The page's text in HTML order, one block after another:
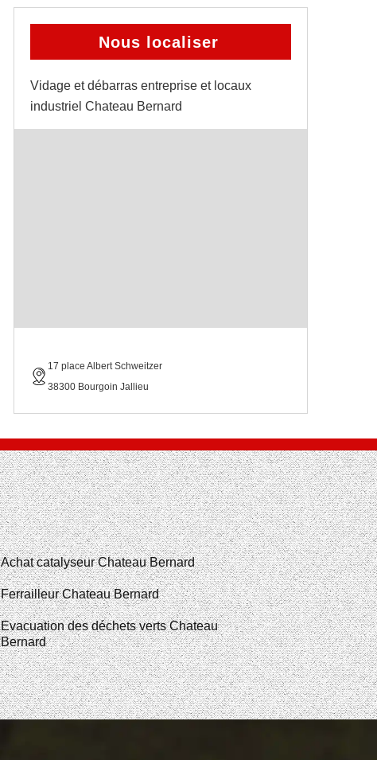
Nous localiser
Vidage et débarras entreprise et locaux
industriel Chateau Bernard
17 place Albert Schweitzer
38300 Bourgoin Jallieu
Achat catalyseur Chateau Bernard
Ferrailleur Chateau Bernard
Evacuation des déchets verts Chateau
Bernard